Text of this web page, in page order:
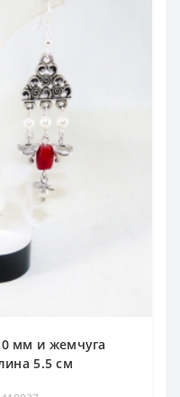
мм и жемчуга
5.5 см